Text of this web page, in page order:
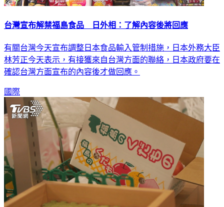
台灣宣布解禁福島食品 日外相：了解內容後將回應
有關台灣今天宣布調整日本食品輸入管制措施，日本外務大臣
林芳正今天表示，有接獲來自台灣方面的聯絡，日本政府要在
確認台灣方面宣布的內容後才做回應。
國際